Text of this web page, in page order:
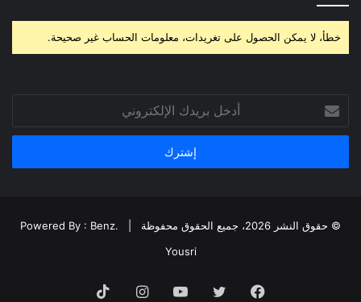
خطأ، لا يمكن الحصول على تغريدات، معلومات الحساب غير صحيحة.
أدخل
بريدك
الإلكتروني
© حقوق النشر 2026، جميع الحقوق محفوظة |
Powered By : Benz.
Yousri
فيسبوك تويتر يوتيوب انستقرام